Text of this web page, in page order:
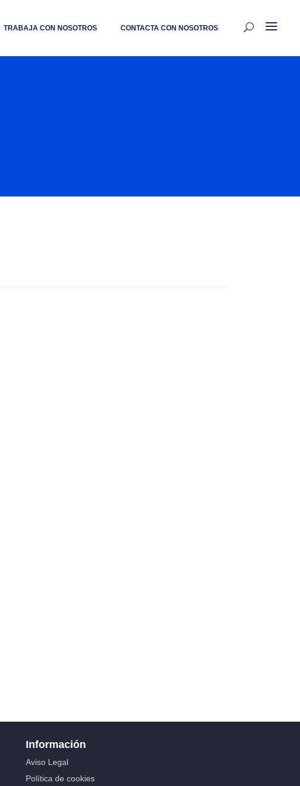
TRABAJA CON NOSOTROS CONTACTA CON NOSOTROS
Información
Aviso Legal
Política de cookies